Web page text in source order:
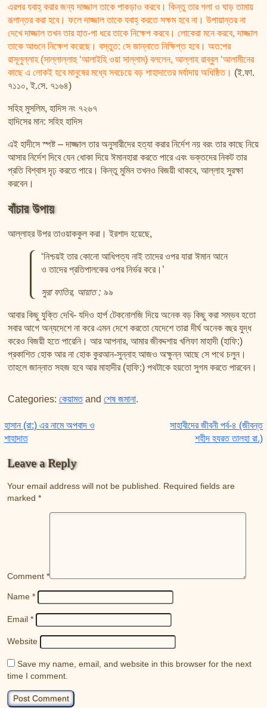
এরপর যবাহ্ করার জন্য দাজ্জাল তাকে পাকড়াও করবে। কিন্তু তার গলা ও ঘাড় তামায়
রূপান্তর করা হবে। ফলে দাজ্জাল তাকে যবাহ্ করতে সক্ষম হবে না। উপায়ান্তর না
দেখে দাজ্জাল তখন তার হাত-পা ধরে তাকে নিক্ষেপ করবে। লোকেরা মনে করবে, দাজ্জাল
তাকে আগুনে নিক্ষেপ করেছে। বস্তুত: সে জান্নাতে নিক্ষিপ্ত হবে। অত:পর
রাসূলুল্লাহ (সাল্লাল্লাহু ‘আলাইহি ওয়া সাল্লাম) বললেন, আল্লাহ রাব্বুল ‘আলামীনের
কাছে এ লোকই হবে মানুষের মধ্যে সবচেয়ে বড় শাহাদাতের মর্যাদায় অধিষ্ঠিত। (ই.ফা.
৭১১০, ই.সে. ৭১৬৪)
সহিহ মুসলিম, হাদিস নং ৭২৬৭
হাদিসের মান: সহিহ হাদিস
এই হাদীসে স্পষ্ট – দাজ্জাল তার অনুসারীদের হত্যা করার নির্দেশ নয় বরং তার কাছে নিয়ে
আসার নির্দেশ দিবে যেন ধোকা দিয়ে ঈমানহারা করতে পারে এবং ভক্তদের নিকট তার
প্রতি বিশ্বাস দৃঢ় করতে পারে। কিন্তু মুমিন তখনও বিজয়ী থাকবে, আল্লাহ সুরক্ষা
করবেন।
বাঁচার উপায়
আল্লাহর উপর তাওয়াককুল করা। ইরশাদ হয়েছে,
‘নিশ্চয়ই তার কোনো আধিপত্য নাই তাদের ওপর যারা ঈমান আনে
ও তাদের প্রতিপালকের ওপর নির্ভর করে।’
সুরা ফাতির, আয়াত : ৯৯
আবার কিছু যুক্তি দেখি- যদিও হার্প টেকনোলজি দিয়ে অনেক বড় কিছু করা সম্ভব হতো
সবার আগে অন্যদেশে না করে এমন দেশে করতো যেদেশে তারা দীর্ঘ অনেক বছর যুদ্ধ
করেও বিজয়ী হতে পারেনি। আর আপনার, আমার জীবদ্দশায় খলিফা মাহাদী (হাফি:)
প্রকাশিত হোক আর না হোক কুরআন-সুন্নাহ আজও অক্ষুন্ন আছে সে পথে চলুন।
তাহলে জান্নাত সহজ হবে আর মাহাদীর (হাফি:) পথটাকে হয়তো সুগম করতে পারবেন।
Categories: কেয়ামতandশেষ জমানা.
Post navigation
হাসান (রা:) এর নামে অপবাদ ও
শাহাদাত
সাহাবীদের জীবনী পর্ব-৪ (জীবন্ত
শহীদ হযরত তালহা রা.)
Leave a Reply
Your email address will not be published.
Required fields are
marked*
Comment*
Name*
Email*
Website
Save my name, email, and website in this browser for the next
time I comment.